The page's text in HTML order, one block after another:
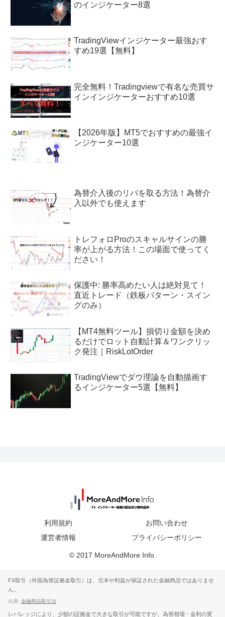
のインジケーター8選
TradingViewインジケーター最強おす
すめ19選【無料】
完全無料！Tradingviewで有名な売買サ
インインジケーターおすすめ10選
【2026年版】MT5でおすすめの最強イ
ンジケーター10選
為替介入後のリバを取る方法！為替介
入以外でも使えます
トレフォロProのスキャルサインの勝
率が上がる方法！この場面で使ってく
ださい！
保護中: 勝率高めたい人は絶対見て！
直近トレード（鉄板パターン・スイン
グのみ）
【MT4無料ツール】損切り金額を決め
るだけでロット自動計算＆ワンクリッ
ク発注｜RiskLotOrder
TradingViewでダウ理論を自動描画す
るインジケーター5選【無料】
利用規約
お問い合わせ
運営者情報
プライバシーポリシー
© 2017 MoreAndMore Info.
FX取引（外国為替証拠金取引）は、元本や利益が保証された金融商品ではありませ
ん。
出典: 金融商品取引法
レバレッジにより、少額の証拠金で大きな取引が可能ですが、為替相場・金利の変